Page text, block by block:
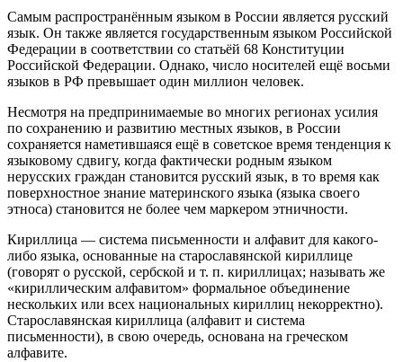
Самым распространённым языком в России является русский
язык. Он также является государственным языком Российской
Федерации в соответствии со статьёй 68 Конституции
Российской Федерации. Однако, число носителей ещё восьми
языков в РФ превышает один миллион человек.
Несмотря на предпринимаемые во многих регионах усилия
по сохранению и развитию местных языков, в России
сохраняется наметившаяся ещё в советское время тенденция к
языковому сдвигу, когда фактически родным языком
нерусских граждан становится русский язык, в то время как
поверхностное знание материнского языка (языка своего
этноса) становится не более чем маркером этничности.
Кириллица — система письменности и алфавит для какого-
либо языка, основанные на старославянской кириллице
(говорят о русской, сербской и т. п. кириллицах; называть же
«кириллическим алфавитом» формальное объединение
нескольких или всех национальных кириллиц некорректно).
Старославянская кириллица (алфавит и система
письменности), в свою очередь, основана на греческом
алфавите.